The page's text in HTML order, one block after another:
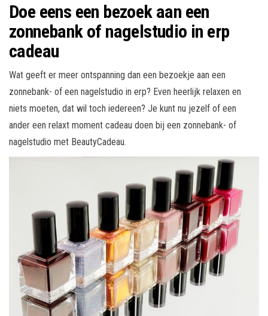
Doe eens een bezoek aan een
zonnebank of nagelstudio in erp
cadeau
Wat geeft er meer ontspanning dan een bezoekje aan een
zonnebank- of een nagelstudio in erp? Even heerlijk relaxen en
niets moeten, dat wil toch iedereen? Je kunt nu jezelf of een
ander een relaxt moment cadeau doen bij een zonnebank- of
nagelstudio met BeautyCadeau.